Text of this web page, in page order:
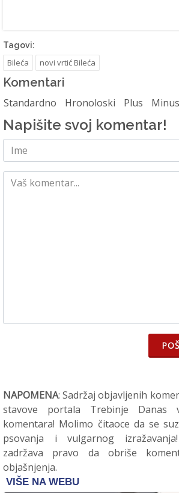
Tagovi:
Bileća novi vrtić Bileća
Komentari
Standardno Hronoloski Plus Minus
Napišite svoj komentar!
NAPOMENA: Sadržaj objavljenih
stavove portala Trebinje Danas
komentara! Molimo čitaoce da se
psovanja i vulgarnog
zadržava pravo da obriše
objašnjenja.